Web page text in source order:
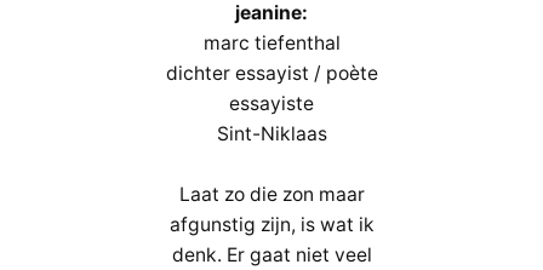
jeanine:
marc tiefenthal
dichter essayist / poète
essayiste
Sint-Niklaas
Laat zo die zon maar
afgunstig zijn, is wat ik
denk. Er gaat niet veel